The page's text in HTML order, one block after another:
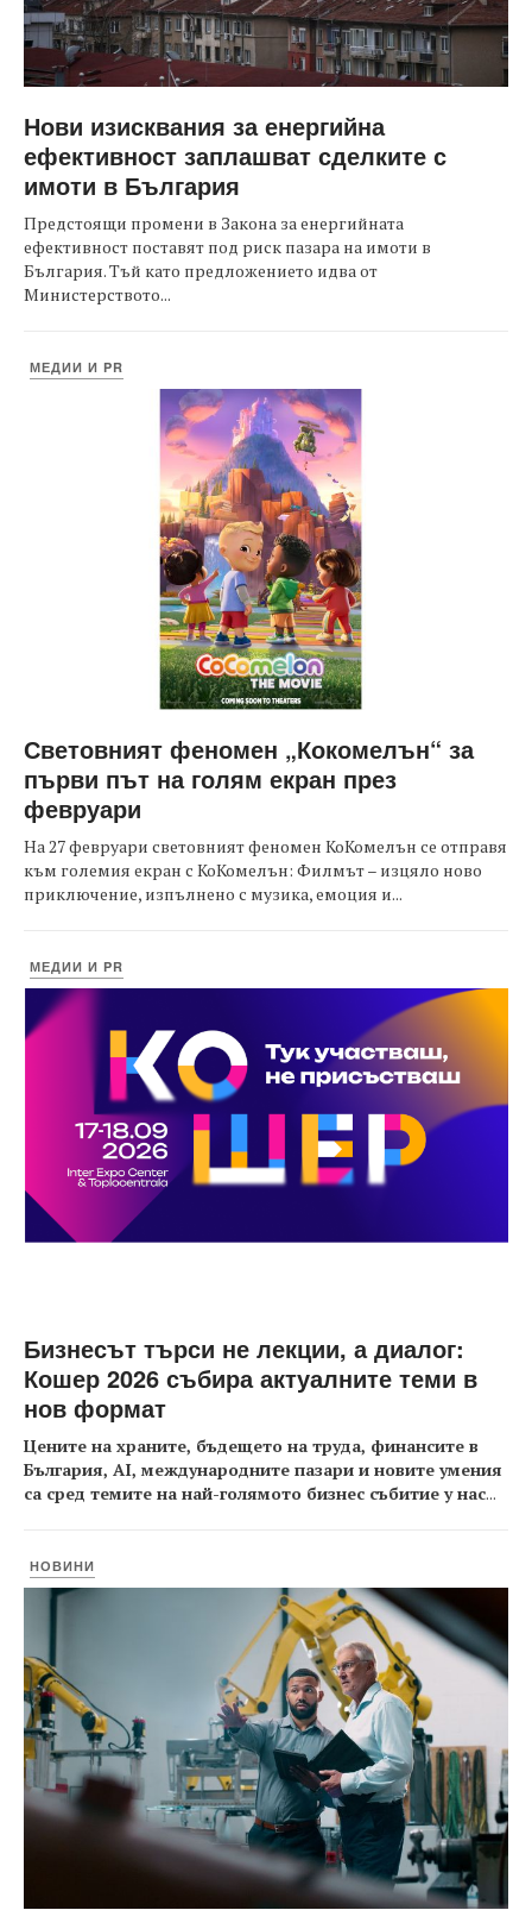
Нови изисквания за енергийна
ефективност заплашват сделките с
имоти в България
Предстоящи промени в Закона за енергийната
ефективност поставят под риск пазара на имоти в
България. Тъй като предложението идва от
Министерството...
МЕДИИ И PR
Световният феномен „Кокомелън“ за
първи път на голям екран през
февруари
На 27 февруари световният феномен КоКомелън се отправя
към големия екран с КоКомелън: Филмът – изцяло ново
приключение, изпълнено с музика, емоция и...
МЕДИИ И PR
Бизнесът търси не лекции, а диалог:
Кошер 2026 събира актуалните теми в
нов формат
Цените на храните, бъдещето на труда, финансите в
България, AI, международните пазари и новите умения
са сред темите на най-голямото бизнес събитие у нас...
НОВИНИ